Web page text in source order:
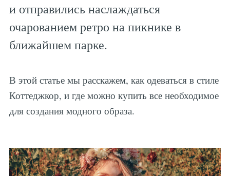
и отправились наслаждаться
очарованием ретро на пикнике в
ближайшем парке.
В этой статье мы расскажем, как одеваться в стиле
Коттеджкор, и где можно купить все необходимое
для создания модного образа.